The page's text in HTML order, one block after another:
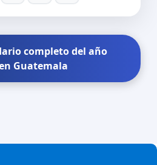
completo del año
Guatemala